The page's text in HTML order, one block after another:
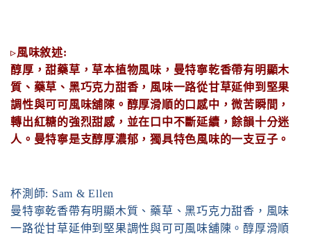
▹風味敘述:
醇厚，甜藥草，草本植物風味， 曼特寧乾香帶有明顯木
質、藥草、黑巧克力甜香，風味一路從甘草延伸到堅果
調性與可可風味舖陳。醇厚滑順的口感中，微苦瞬間，
轉出紅糖的強烈甜感，並在口中不斷延續，餘韻十分迷
人。曼特寧是支醇厚濃郁，獨具特色風味的一支豆子。
杯測師: Sam & Ellen
曼特寧乾香帶有明顯木質、藥草、黑巧克力甜香，風味
一路從甘草延伸到堅果調性與可可風味舖陳。醇厚滑順